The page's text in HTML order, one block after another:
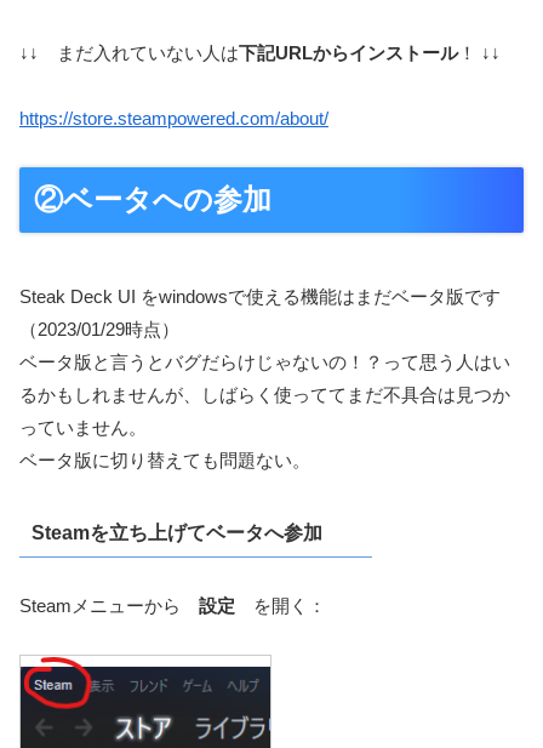
↓↓ まだ入れていない人は下記URLからインストール！ ↓↓
https://store.steampowered.com/about/
②ベータへの参加
Steak Deck UI をwindowsで使える機能はまだベータ版です
（2023/01/29時点）
ベータ版と言うとバグだらけじゃないの！？って思う人はい
るかもしれませんが、しばらく使っててまだ不具合は見つか
っていません。
ベータ版に切り替えても問題ない。
Steamを立ち上げてベータへ参加
Steamメニューから 設定 を開く：